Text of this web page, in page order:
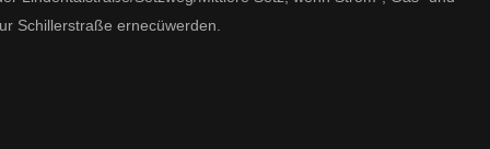
Schillerstraße ernecüwerden.